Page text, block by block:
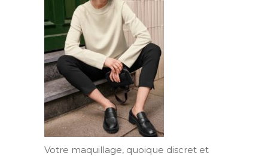
Votre maquillage, quoique discret et